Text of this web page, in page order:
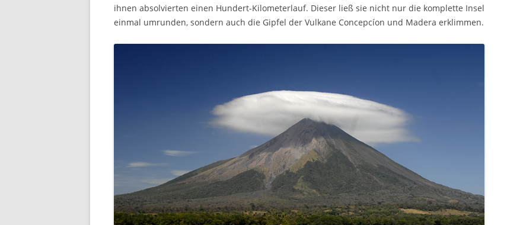
ihnen absolvierten einen Hundert-Kilometerlauf. Dieser ließ sie nicht nur die komplette Insel
einmal umrunden, sondern auch die Gipfel der Vulkane Concepcíon und Madera erklimmen.